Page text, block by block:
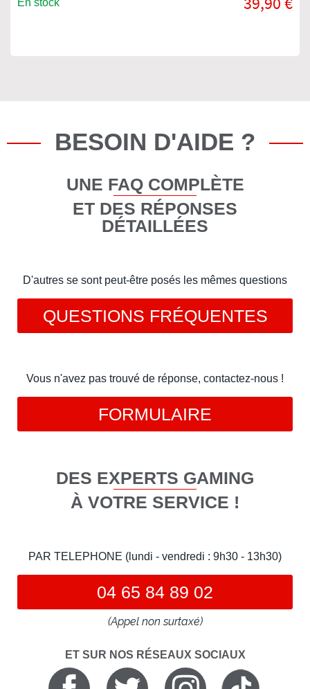
En stock
BESOIN D'AIDE ?
UNE FAQ COMPLÈTE
ET DES RÉPONSES
DÉTAILLÉES
D'autres se sont peut-être posés les mêmes questions
QUESTIONS FRÉQUENTES
Vous n'avez pas trouvé de réponse, contactez-nous !
FORMULAIRE
DES EXPERTS GAMING
À VOTRE SERVICE !
PAR TELEPHONE (lundi - vendredi : 9h30 - 13h30)
04 65 84 89 02
(Appel non surtaxé)
ET SUR NOS RÉSEAUX SOCIAUX